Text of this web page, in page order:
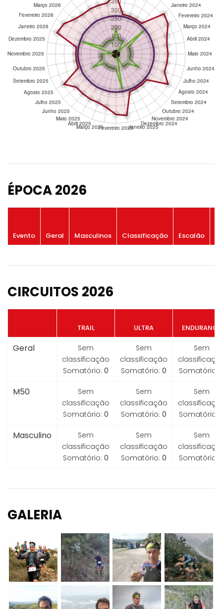
ÉPOCA 2026
Evento Geral Masculinos Classificação Escalão
CIRCUITOS 2026
TRAIL ULTRA ENDURANCE
Geral
Sem
classificação
Somatório: 0
Sem
classificação
Somatório: 0
Sem
Somatório:
M50
Sem
classificação
Somatório: 0
Sem
classificação
Somatório: 0
Sem
Somatório:
Masculino
Sem
classificação
Somatório: 0
Sem
classificação
Somatório: 0
Sem
Somatório:
GALERIA